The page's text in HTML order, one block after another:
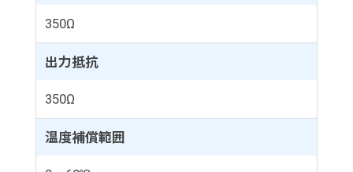
350Ω
出力抵抗
350Ω
温度補償範囲